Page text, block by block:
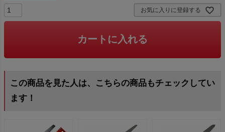
お気に入りに登録する
カートに入れる
この商品を見た人は、こちらの商品もチェックしてい
ます！